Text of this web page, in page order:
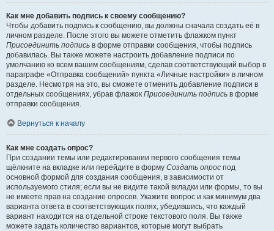
Как мне добавить подпись к своему сообщению?
Чтобы добавить подпись к сообщению, вы должны сначала создать её в
личном разделе. После этого вы можете отметить флажком пункт
Присоединить подпись в форме отправки сообщения, чтобы подпись
добавилась. Вы также можете настроить добавление подписи по
умолчанию ко всем вашим сообщениям, сделав соответствующий выбор в
параграфе «Отправка сообщений» пункта «Личные настройки» в личном
разделе. Несмотря на это, вы сможете отменить добавление подписи в
отдельных сообщениях, убрав флажок Присоединить подпись в форме
отправки сообщения.
Вернуться к началу
Как мне создать опрос?
При создании темы или редактировании первого сообщения темы
щёлкните на вкладке или перейдите в форму Создать опрос под
основной формой для создания сообщения, в зависимости от
используемого стиля; если вы не видите такой вкладки или формы, то вы
не имеете прав на создание опросов. Укажите вопрос и как минимум два
варианта ответа в соответствующих полях, убедившись, что каждый
вариант находится на отдельной строке текстового поля. Вы также
можете задать количество вариантов, которые могут выбрать